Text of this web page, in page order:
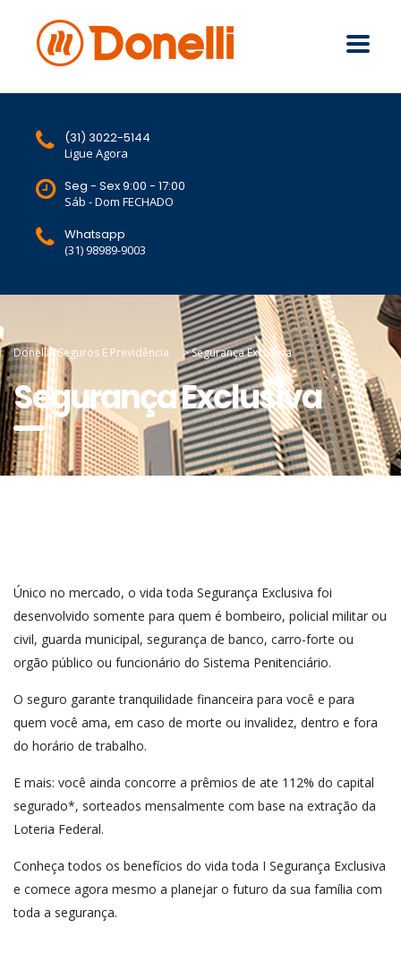
(31) 3022-5144
Ligue Agora
Seg - Sex 9:00 - 17:00
Sáb - Dom FECHADO
Whatsapp
(31) 98989-9003
Donelli - Seguros E Previdência >Segurança Exclusiva
Segurança Exclusiva
Único no mercado, o vida toda Segurança Exclusiva foi
desenvolvido somente para quem é bombeiro, policial militar ou
civil, guarda municipal, segurança de banco, carro-forte ou
orgão público ou funcionário do Sistema Penitenciário.
O seguro garante tranquilidade financeira para você e para
quem você ama, em caso de morte ou invalidez, dentro e fora
do horário de trabalho.
E mais: você ainda concorre a prêmios de ate 112% do capital
segurado*, sorteados mensalmente com base na extração da
Loteria Federal.
Conheça todos os benefícios do vida toda I Segurança Exclusiva
e comece agora mesmo a planejar o futuro da sua família com
toda a segurança.